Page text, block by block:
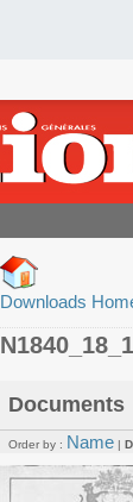
Downloads
Documents
Order by : Name |